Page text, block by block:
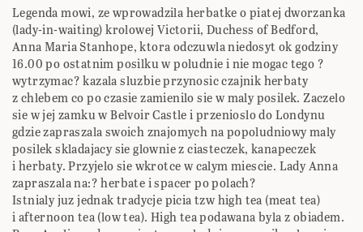
Legenda mowi, ze wprowadzila herbatke o piatej dworzanka
(lady-in-waiting) krolowej Victorii, Duchess of Bedford,
Anna Maria Stanhope, ktora odczuwla niedosyt ok godziny
16.00 po ostatnim posilku w poludnie i nie mogac tego ?
wytrzymac? kazala sluzbie przynosic czajnik herbaty
z chlebem co po czasie zamienilo sie w maly posilek. Zaczelo
sie w jej zamku w Belvoir Castle i przenioslo do Londynu
gdzie zapraszala swoich znajomych na popoludniowy maly
posilek skladajacy sie glownie z ciasteczek, kanapeczek
i herbaty. Przyjelo sie wkrotce w calym miescie. Lady Anna
zapraszala na:? herbate i spacer po polach?
Istnialy juz jednak tradycje picia tzw high tea (meat tea)
i afternoon tea (low tea). High tea podawana byla z obiadem.